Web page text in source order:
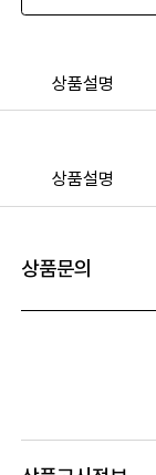
상품설명
상품설명
상품문의